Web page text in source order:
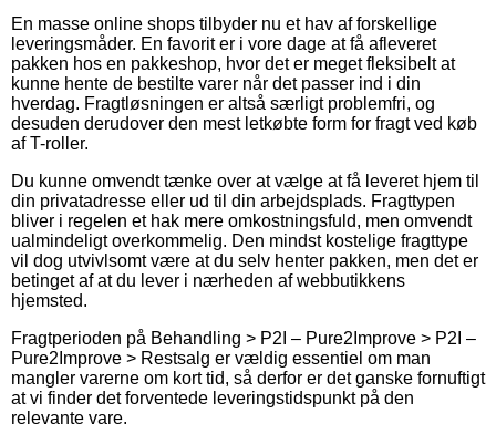
En masse online shops tilbyder nu et hav af forskellige
leveringsmåder. En favorit er i vore dage at få afleveret
pakken hos en pakkeshop, hvor det er meget fleksibelt at
kunne hente de bestilte varer når det passer ind i din
hverdag. Fragtløsningen er altså særligt problemfri, og
desuden derudover den mest letkøbte form for fragt ved køb
af T-roller.
Du kunne omvendt tænke over at vælge at få leveret hjem til
din privatadresse eller ud til din arbejdsplads. Fragttypen
bliver i regelen et hak mere omkostningsfuld, men omvendt
ualmindeligt overkommelig. Den mindst kostelige fragttype
vil dog utvivlsomt være at du selv henter pakken, men det er
betinget af at du lever i nærheden af webbutikkens
hjemsted.
Fragtperioden på Behandling > P2I – Pure2Improve > P2I –
Pure2Improve > Restsalg er vældig essentiel om man
mangler varerne om kort tid, så derfor er det ganske fornuftigt
at vi finder det forventede leveringstidspunkt på den
relevante vare.